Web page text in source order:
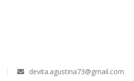
devita.agustina73@gmail.com